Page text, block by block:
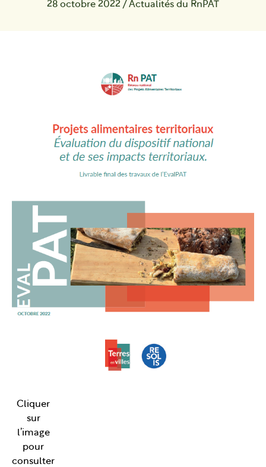
28 octobre 2022 / Actualités du RnPAT
Cliquer
sur
l’image
pour
consulter